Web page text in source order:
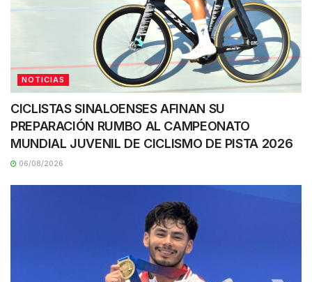
NOTICIAS
CICLISTAS SINALOENSES AFINAN SU
PREPARACIÓN RUMBO AL CAMPEONATO
MUNDIAL JUVENIL DE CICLISMO DE PISTA 2026
06/08/2026